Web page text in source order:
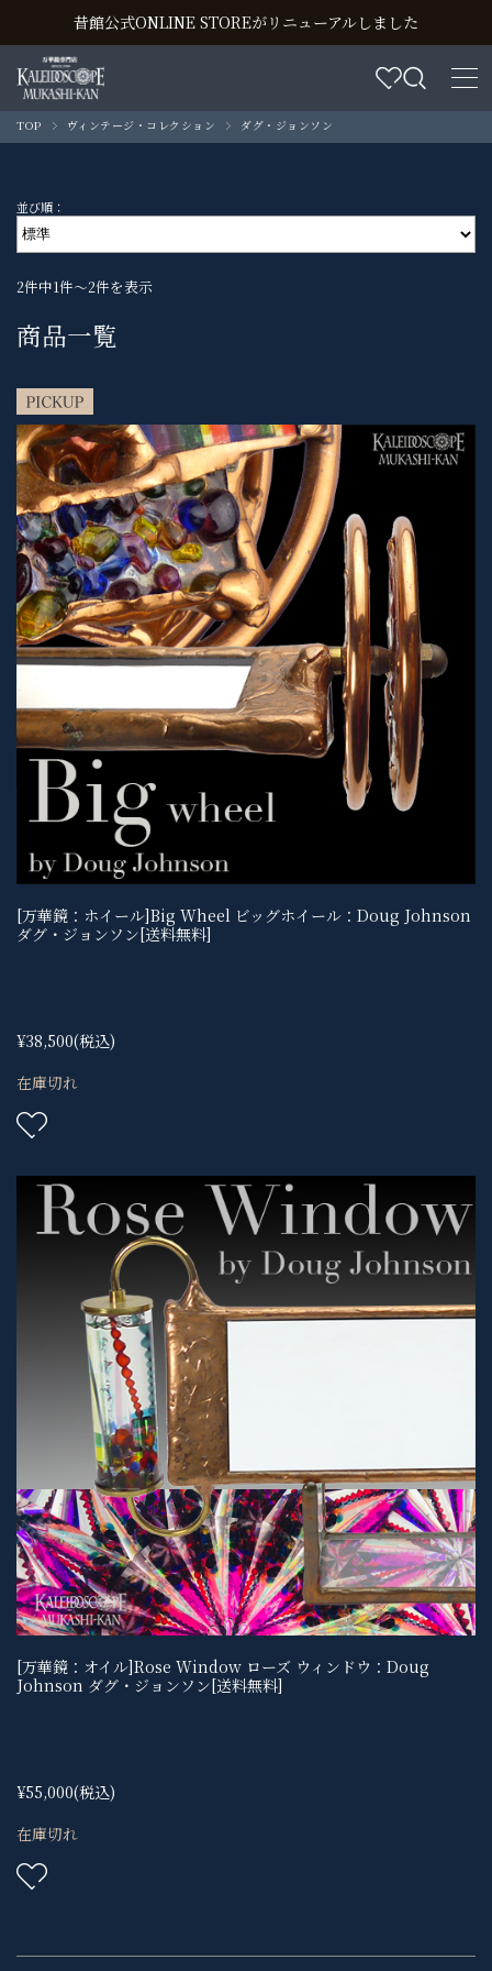
昔館公式ONLINE STOREがリニューアルしました
TOP ヴィンテージ・コレクション ダグ・ジョンソン
並び順：
2件中1件～2件を表示
商品一覧
[万華鏡：ホイール]Big Wheel ビッグホイール：Doug Johnson
ダグ・ジョンソン[送料無料]
¥38,500(税込)
在庫切れ
[万華鏡：オイル]Rose Window ローズ ウィンドウ：Doug
Johnson ダグ・ジョンソン[送料無料]
¥55,000(税込)
在庫切れ